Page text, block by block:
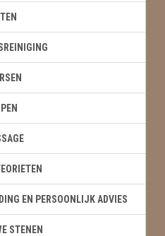
EN PERSOONLIJK ADVIES
STENEN